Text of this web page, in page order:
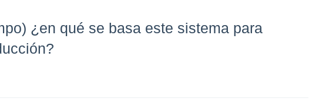
¿en qué se basa este sistema para